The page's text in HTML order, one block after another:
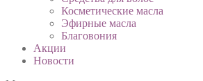
Косметические масла
Эфирные масла
Благовония
Акции
Новости